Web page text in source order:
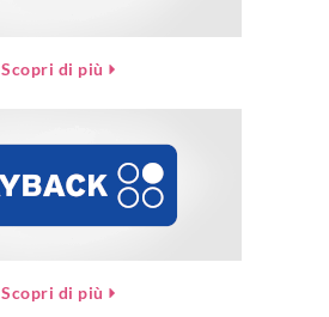
Scopri di più
Scopri di più